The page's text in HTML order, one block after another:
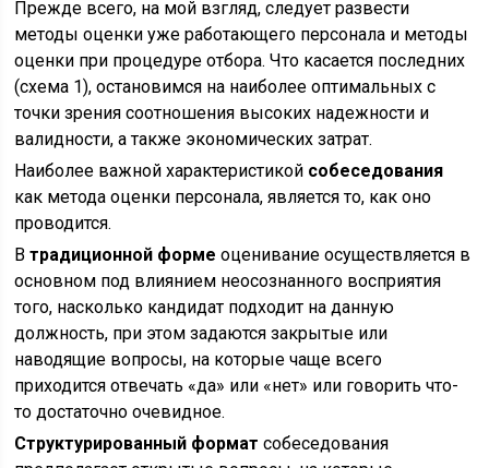
Прежде всего, на мой взгляд, следует развести
методы оценки уже работающего персонала и методы
оценки при процедуре отбора. Что касается последних
(схема 1), остановимся на наиболее оптимальных с
точки зрения соотношения высоких надежности и
валидности, а также экономических затрат.
Наиболее важной характеристикой собеседования
как метода оценки персонала, является то, как оно
проводится.
Втрадиционной форме оценивание осуществляется в
основном под влиянием неосознанного восприятия
того, насколько кандидат подходит на данную
должность, при этом задаются закрытые или
наводящие вопросы, на которые чаще всего
приходится отвечать «да» или «нет» или говорить что-
то достаточно очевидное.
Структурированный формат собеседования